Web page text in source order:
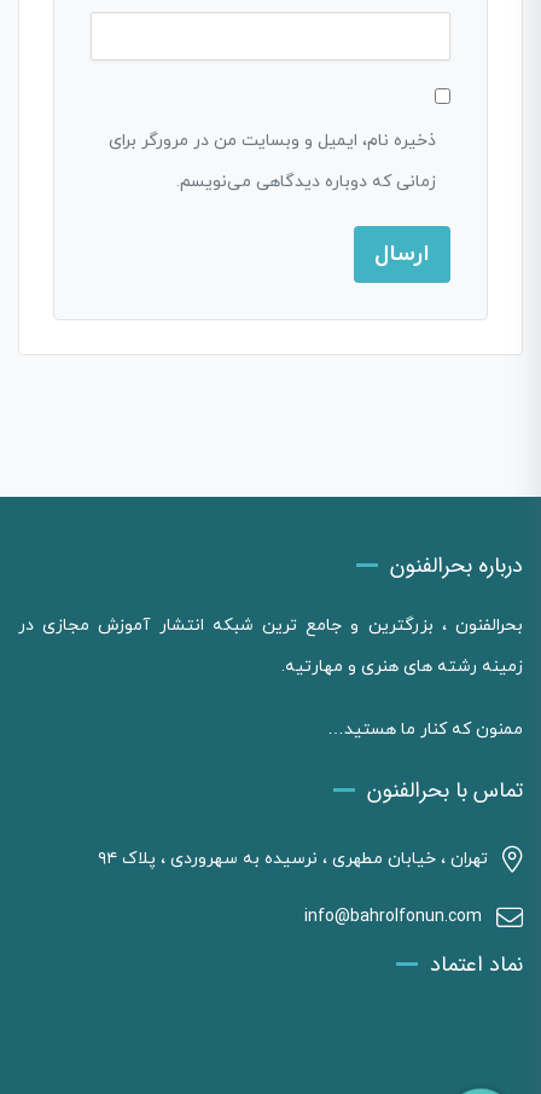
ذخیره نام، ایمیل و وبسایت من در مرورگر برای
زمانی که دوباره دیدگاهی می‌نویسم.
درباره بحرالفنون
بحرالفنون ، بزرگترین و جامع ترین شبکه انتشار آموزش مجازی در
زمینه رشته های هنری و مهارتیه.
ممنون که کنار ما هستید…
تماس با بحرالفنون
تهران ، خیابان مطهری ، نرسیده به سهروردی ، پلاک ۹۴
info@bahrolfonun.com
نماد اعتماد